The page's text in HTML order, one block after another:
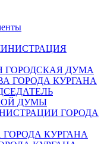
ГОРОДСКАЯ ДУМА
ГОРОДА КУРГАНА
ДУМЫ
ГОРОДА
КУРГАНА